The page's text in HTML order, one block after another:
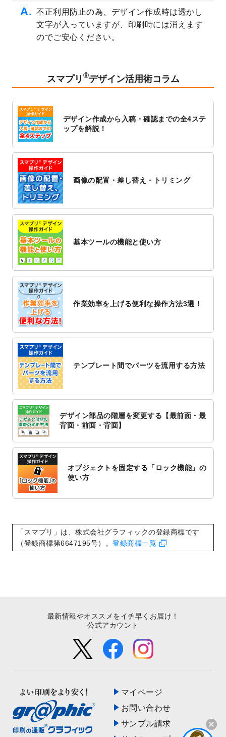
2023/3/13
クリアファイルのデザインテンプレート
追加しました。
2023/3/2
パワーポイント版テンプレートをダウンロ
追加しました。
2023/1/13
4月始まりのカレンダーデザインテンプレー
2023/1/5
スタンプカードのデザインテンプレート
追加しました。
2022/12/26
止のお知らせ
2022/12/16
トを公開いたしました。
2022/12/1
2022/11/25
【新商品】封筒が作成できるようになりま
2022/11/25
【新商品】クリアファイルが作成できるよ
2022/11/4
しました。
2022/10/26
レートを追加しました。
2022/10/26
追加しました。
2022/10/20
2022/10/14
年賀ポスターのデザインテンプレートを公
2022/10/6
チラシ作成からポスティング配布注文まで
2022/10/1
2023年版1月始まりのカレンダーデザイン
2022/9/21
コンサートのチラシデザインテンプレート
2022/9/5
年賀状のデザインテンプレート
2022/9/5
喪中はがきのデザインテンプレートを公開
2022/8/24
印刷用データの解像度
を引き上げまし
た！
不正利用防止の為、デザイン作成時は透かし
文字が入っていますが、印刷時には消えます
のでご安心ください。
スマプリ ®デザイン活用術コラム
デザイン作成から入稿・確認までの全4ステ
ップを解説！
画像の配置・差し替え・トリミング
基本ツールの機能と使い方
作業効率を上げる便利な操作方法3選！
テンプレート間でパーツを流用する方法
デザイン部品の階層を変更する【最前面・最
背面・前面・背面】
オブジェクトを固定する「ロック機能」の
使い方
「スマプリ」は、株式会社グラフィックの登録商標です
（登録商標第6647195号）。 登録商標一覧
マイページ
お問い合わせ
サンプル請求
最新情報やオススメをイチ早くお届け！
公式アカウント